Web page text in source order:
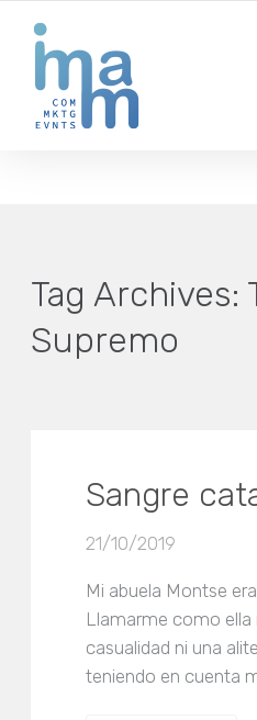
IBIZA · MADRID · BARCELONA
Tag Archives:
Supremo
Sangre
21/10/2019
Mi abuela Montse
Llamarme como ella
casualidad ni una
teniendo en cuenta